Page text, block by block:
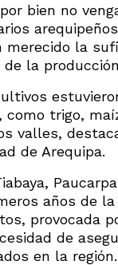
bien no
la
la
como trigo,
valles,
de Arequipa.
años de
provocada
de
en la región.